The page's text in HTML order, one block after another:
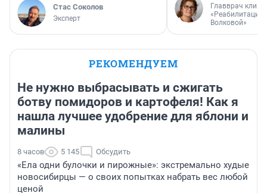
Стас Соколов
Эксперт
Главврач
«Реабилитация
Волковой»
РЕКОМЕНДУЕМ
Не нужно выбрасывать и сжигать
ботву помидоров и картофеля! Как я
нашла лучшее удобрение для яблони и
малины
8 часов 5 145 Обсудить
«Ела одни булочки и пирожные»: экстремально худые
новосибирцы — о своих попытках набрать вес любой
ценой